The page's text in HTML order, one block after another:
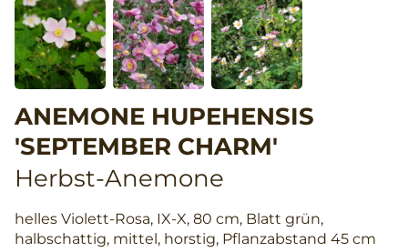
ANEMONE HUPEHENSIS
'SEPTEMBER CHARM'
Herbst-Anemone
helles Violett-Rosa, IX-X, 80 cm, Blatt grün,
halbschattig, mittel, horstig, Pflanzabstand 45 cm